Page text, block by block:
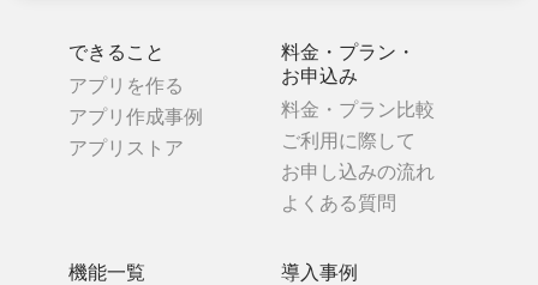
できること
アプリを作る
アプリ作成事例
アプリストア
機能一覧
料金・プラン・
お申込み
料金・プラン比較
ご利用に際して
お申し込みの流れ
よくある質問
導入事例